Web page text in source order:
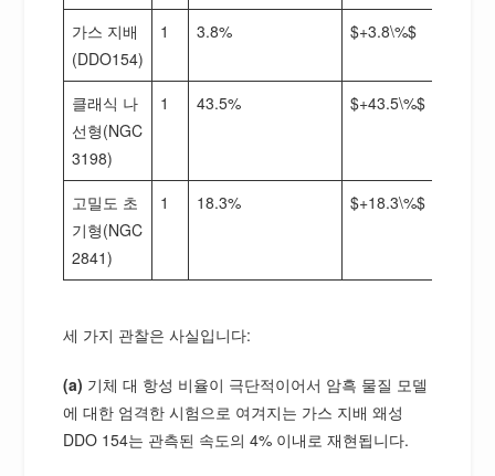
가스 지배
(DDO154)
1 3.8% $+3.8\%$
클래식 나
선형(NGC
3198)
1 43.5% $+43.5\%$
고밀도 초
기형(NGC
2841)
1 18.3% $+18.3\%$
세 가지 관찰은 사실입니다:
(a) 기체 대 항성 비율이 극단적이어서 암흑 물질 모델
에 대한 엄격한 시험으로 여겨지는 가스 지배 왜성
DDO 154는 관측된 속도의 4% 이내로 재현됩니다.